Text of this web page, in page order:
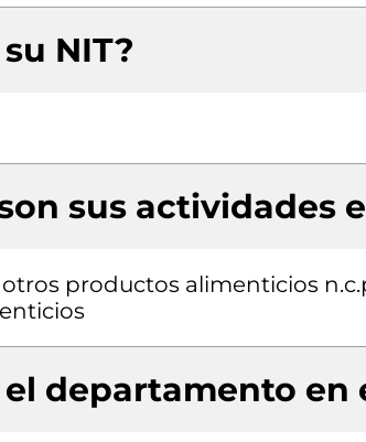
NIT?
sus actividades
productos alimenticios
el departamento en